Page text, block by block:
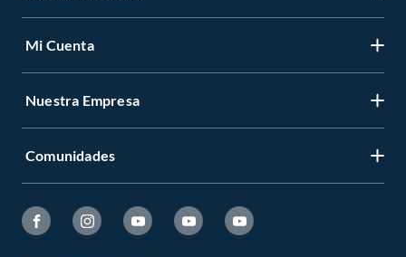
Mi Cuenta
Nuestra Empresa
Comunidades